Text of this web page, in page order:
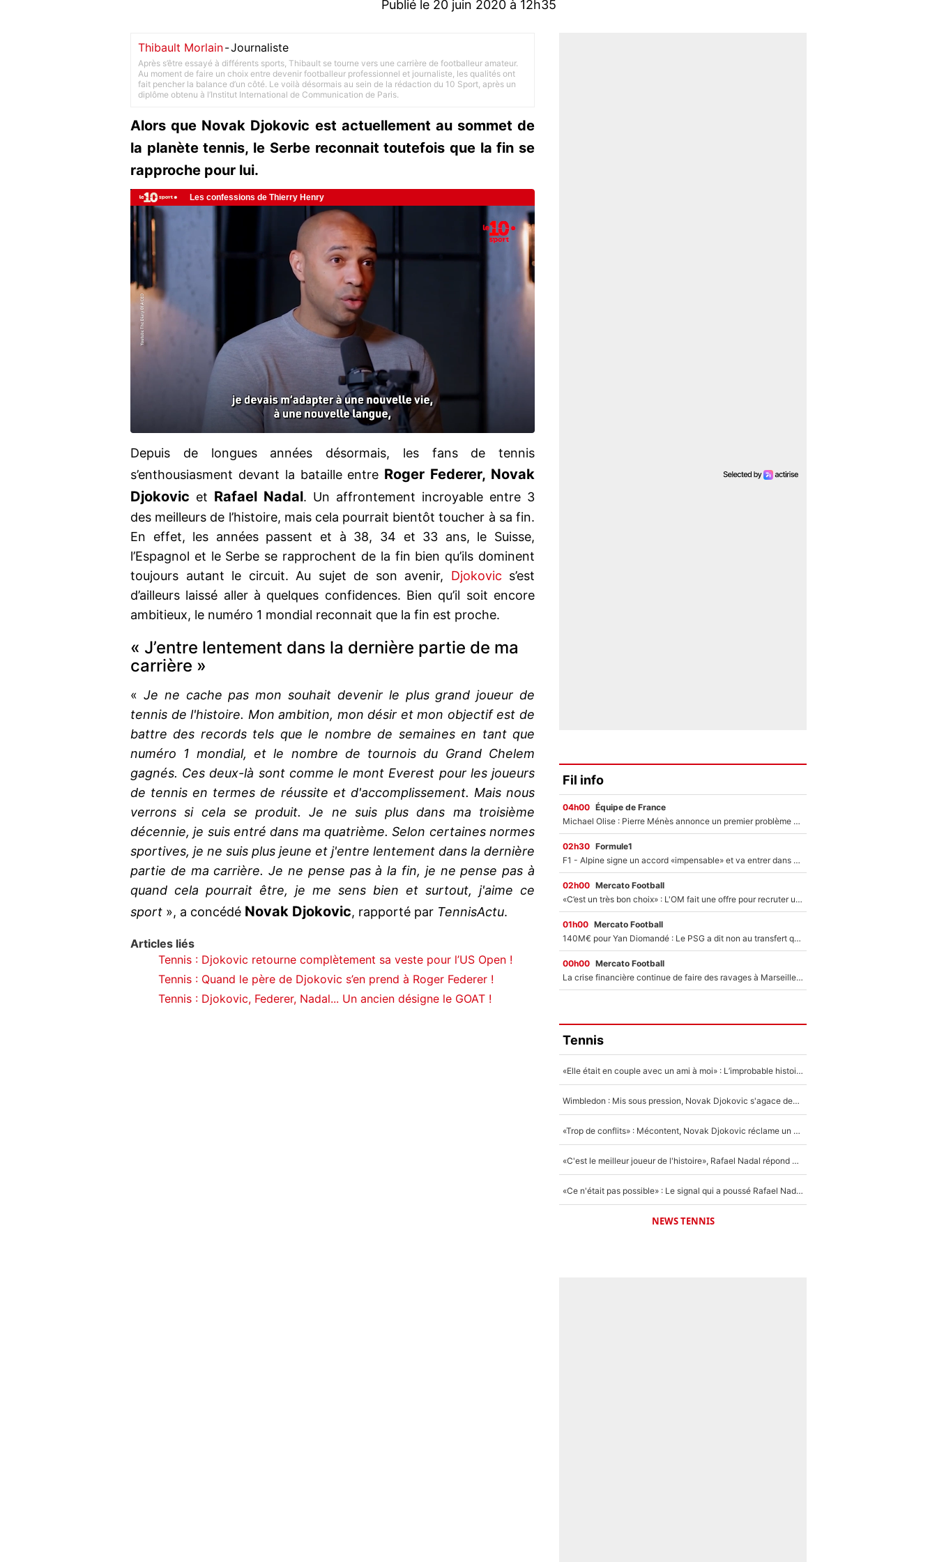
Publié le 20 juin 2020 à 12h35
Thibault Morlain-Journaliste
Après s’être essayé à différents sports, Thibault se tourne vers une carrière de footballeur amateur.
Au moment de faire un choix entre devenir footballeur professionnel et journaliste, les qualités ont
fait pencher la balance d’un côté. Le voilà désormais au sein de la rédaction du 10 Sport, après un
diplôme obtenu à l’Institut International de Communication de Paris.
Alors que Novak Djokovic est actuellement au sommet de
la planète tennis, le Serbe reconnait toutefois que la fin se
rapproche pour lui.
Depuis de longues années désormais, les fans de tennis
s’enthousiasment devant la bataille entre Roger Federer, Novak
Djokovic et Rafael Nadal. Un affrontement incroyable entre 3
des meilleurs de l’histoire, mais cela pourrait bientôt toucher à sa fin.
En effet, les années passent et à 38, 34 et 33 ans, le Suisse,
l’Espagnol et le Serbe se rapprochent de la fin bien qu’ils dominent
toujours autant le circuit. Au sujet de son avenir, Djokovic s’est
d’ailleurs laissé aller à quelques confidences. Bien qu’il soit encore
ambitieux, le numéro 1 mondial reconnait que la fin est proche.
« J’entre lentement dans la dernière partie de ma
carrière »
« Je ne cache pas mon souhait devenir le plus grand joueur de
tennis de l'histoire. Mon ambition, mon désir et mon objectif est de
battre des records tels que le nombre de semaines en tant que
numéro 1 mondial, et le nombre de tournois du Grand Chelem
gagnés. Ces deux-là sont comme le mont Everest pour les joueurs
de tennis en termes de réussite et d'accomplissement. Mais nous
verrons si cela se produit. Je ne suis plus dans ma troisième
décennie, je suis entré dans ma quatrième. Selon certaines normes
sportives, je ne suis plus jeune et j'entre lentement dans la dernière
partie de ma carrière. Je ne pense pas à la fin, je ne pense pas à
quand cela pourrait être, je me sens bien et surtout, j'aime ce
sport », a concédé Novak Djokovic, rapporté par TennisActu.
Articles liés
Tennis : Djokovic retourne complètement sa veste pour l’US Open !
Tennis : Quand le père de Djokovic s’en prend à Roger Federer !
Tennis : Djokovic, Federer, Nadal... Un ancien désigne le GOAT !
Fil info
04h00 Équipe de France
Michael Olise : Pierre Ménès annonce un premier problème pour Zinedine Zidane en équipe de France
02h30 Formule1
F1 - Alpine signe un accord «impensable» et va entrer dans une nouvelle dimension : Grande nouvelle pour Pierre Gasly !
02h00 Mercato Football
«C’est un très bon choix» : L'OM fait une offre pour recruter un ancien joueur du PSG... et c'est validé dans l'After Foot !
01h00 Mercato Football
140M€ pour Yan Diomandé : Le PSG a dit non au transfert qui bat tous les records sur le mercato
00h00 Mercato Football
La crise financière continue de faire des ravages à Marseille : L’OM a placé 12 joueurs sur le marché des transferts… et ça pourrait lui rapporter près de 100M€ !
Tennis
«Elle était en couple avec un ami à moi» : L’improbable histoire derrière la «seule relation longue» de Novak Djokovic
Wimbledon : Mis sous pression, Novak Djokovic s'agace devant la presse !
«Trop de conflits» : Mécontent, Novak Djokovic réclame un grand changement !
«C'est le meilleur joueur de l'histoire», Rafael Nadal répond à la question que tout le monde se pose !
«Ce n'était pas possible» : Le signal qui a poussé Rafael Nadal à prendre sa retraite !
NEWS TENNIS